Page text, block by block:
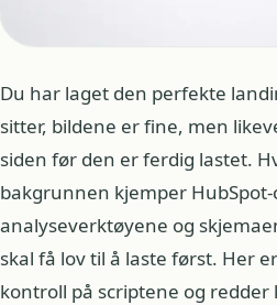
Du har laget den perfekte
sitter, bildene er fine, men
siden før den er ferdig lastet.
bakgrunnen kjemper
analyseverktøyene og
skal få lov til å laste først. Her
kontroll på scriptene og